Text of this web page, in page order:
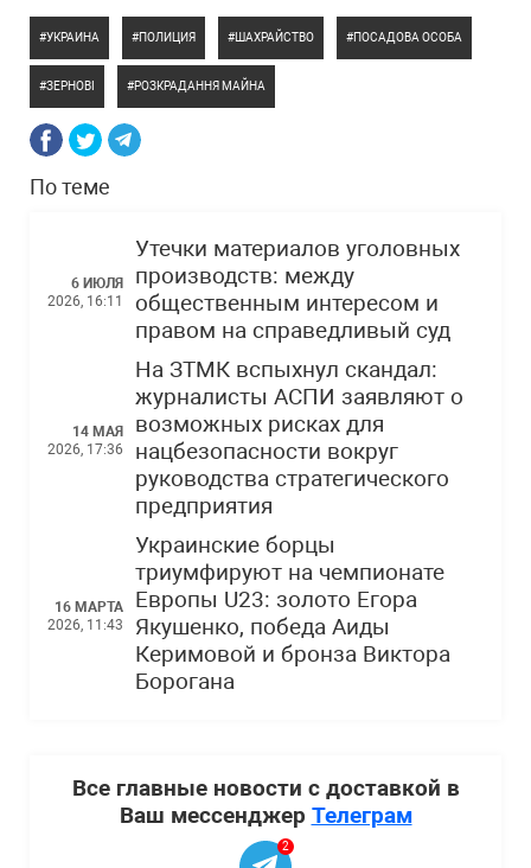
УКРАИНА ПОЛИЦИЯ ШАХРАЙСТВО ПОСАДОВА ОСОБА
ЗЕРНОВІ РОЗКРАДАННЯ МАЙНА
По теме
6 ИЮЛЯ
2026, 16:11
Утечки материалов уголовных
производств: между
общественным интересом и
правом на справедливый суд
14 МАЯ
2026, 17:36
На ЗТМК вспыхнул скандал:
журналисты АСПИ заявляют о
возможных рисках для
нацбезопасности вокруг
руководства стратегического
предприятия
16 МАРТА
2026, 11:43
Украинские борцы
триумфируют на чемпионате
Европы U23: золото Егора
Якушенко, победа Аиды
Керимовой и бронза Виктора
Борогана
Все главные новости с доставкой в
Ваш мессенджер Телеграм
2